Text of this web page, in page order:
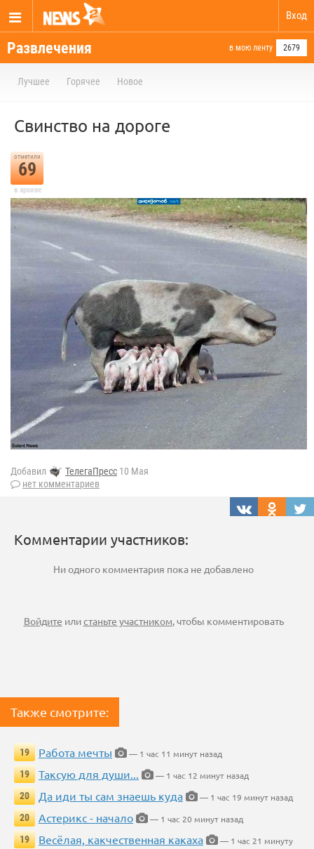
Вход
Развлечения в мою ленту 2679
Лучшее Горячее Новое
Свинство на дороге
отметили
69
в архиве
Добавил ТелегаПресс 10 Мая
нет комментариев
Комментарии участников:
Ни одного комментария пока не добавлено
Войдите илистаньте участником, чтобы комментировать
Также смотрите:
19 Работа мечты
— 1 час 11 минут назад
19
Таксую для души...
— 1 час 12 минут назад
20
Да иди ты сам знаешь куда
— 1 час 19 минут назад
20
Астерикс - начало
— 1 час 20 минут назад
19
Весёлая, какчественная какаха
— 1 час 21 минуту